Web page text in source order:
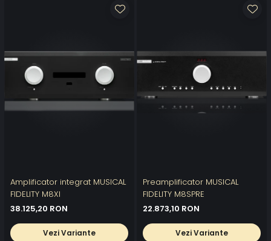
Amplificator integrat MUSICAL
FIDELITY M8XI
38.125,20 RON
Vezi Variante
Preamplificator MUSICAL
FIDELITY M8SPRE
22.873,10 RON
Vezi Variante